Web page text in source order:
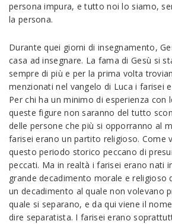
persona impura, e tutto noi lo siamo,
la persona.
Durante quei giorni di insegnamento,
casa ad insegnare. La fama di Gesù si
sempre di più e per la prima volta
menzionati nel vangelo di Luca i farisei
Per chi ha un minimo di esperienza con
queste figure non saranno del tutto
delle persone che più si opporranno al
farisei erano un partito religioso. Come
questo periodo storico peccano di
peccati. Ma in realtà i farisei erano nati
grande decadimento morale e religioso
un decadimento al quale non volevano
quale si separano, e da qui viene il
dire separatista. I farisei erano